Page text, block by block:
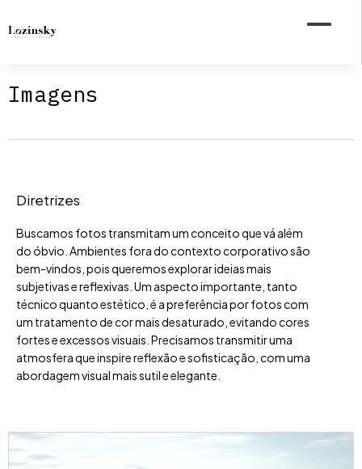
Imagens
Diretrizes
Buscamos fotos transmitam um conceito que vá além
do óbvio. Ambientes fora do contexto corporativo são
bem-vindos, pois queremos explorar ideias mais
subjetivas e reflexivas. Um aspecto importante, tanto
técnico quanto estético, é a preferência por fotos com
um tratamento de cor mais desaturado, evitando cores
fortes e excessos visuais. Precisamos transmitir uma
atmosfera que inspire reflexão e sofisticação, com uma
abordagem visual mais sutil e elegante.